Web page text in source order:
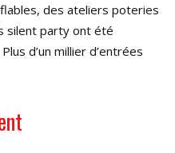
des ateliers poteries
silent party ont été
d’un millier d’entrées